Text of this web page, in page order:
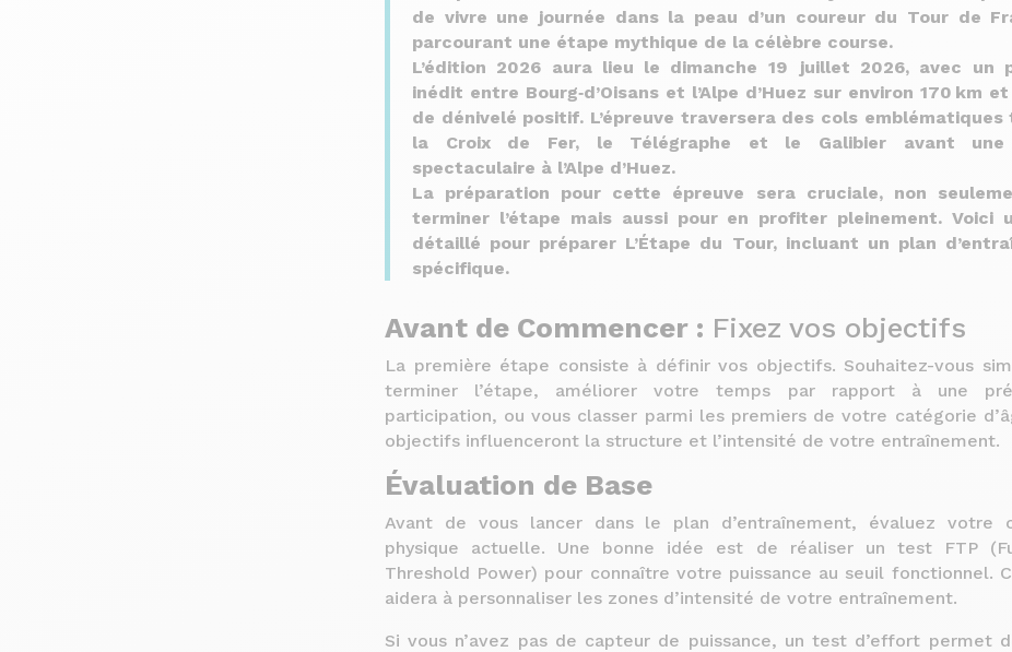
de vivre une journée dans la peau d’un coureur du Tour de
parcourant une étape mythique de la célèbre course.
L’édition 2026 aura lieu le dimanche 19 juillet 2026, avec un
inédit entre Bourg‑d’Oisans et l’Alpe d’Huez sur environ 170 km
de dénivelé positif. L’épreuve traversera des cols emblématiques
la Croix de Fer, le Télégraphe et le Galibier avant une
spectaculaire à l’Alpe d’Huez.
La préparation pour cette épreuve sera cruciale, non
terminer l’étape mais aussi pour en profiter pleinement. Voici
détaillé pour préparer L’Étape du Tour, incluant un plan
spécifique.
Avant de Commencer : Fixez vos objectifs
La première étape consiste à définir vos objectifs. Souhaitez-vous
terminer l’étape, améliorer votre temps par rapport à une
participation, ou vous classer parmi les premiers de votre catégorie
objectifs influenceront la structure et l’intensité de votre entraînement.
Évaluation de Base
Avant de vous lancer dans le plan d’entraînement, évaluez votre
physique actuelle. Une bonne idée est de réaliser un test FTP
Threshold Power) pour connaître votre puissance au seuil fonctionnel.
aidera à personnaliser les zones d’intensité de votre entraînement.
Si vous n’avez pas de capteur de puissance, un test d’effort permet